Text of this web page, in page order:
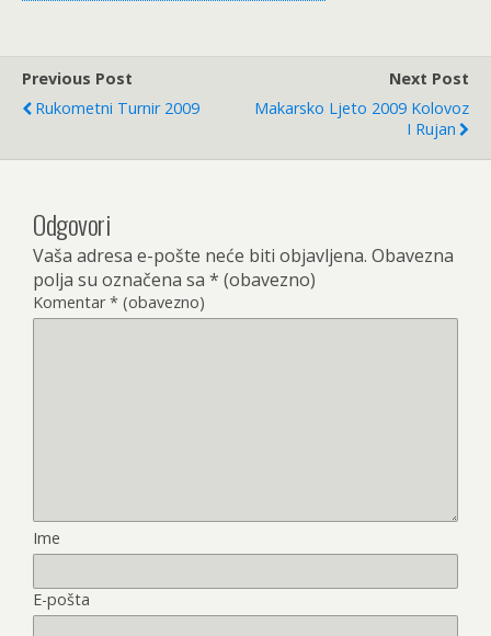
Previous Post
Rukometni Turnir 2009
Next Post
Makarsko Ljeto 2009 Kolovoz
I Rujan
Odgovori
Vaša adresa e-pošte neće biti objavljena. Obavezna
polja su označena sa * (obavezno)
Komentar* (obavezno)
Ime
E-pošta